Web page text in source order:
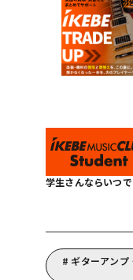
学生さんならいつ
ギターアン